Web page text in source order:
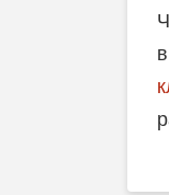
в